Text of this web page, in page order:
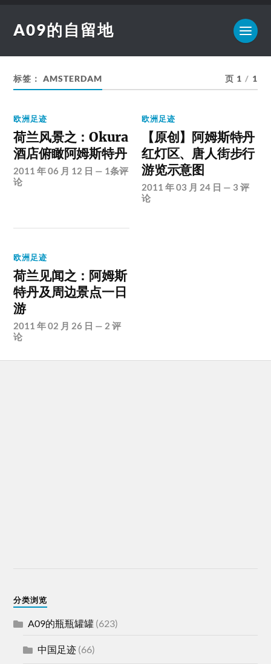
A09的自留地
标签：AMSTERDAM 页 1 / 1
欧洲足迹
荷兰风景之：Okura
酒店俯瞰阿姆斯特丹
2011 年 06 月 12 日 — 1条评
论
欧洲足迹
【原创】阿姆斯特丹
红灯区、唐人街步行
游览示意图
2011 年 03 月 24 日 — 3 评
论
欧洲足迹
荷兰见闻之：阿姆斯
特丹及周边景点一日
游
2011 年 02 月 26 日 — 2 评
论
分类浏览
A09的瓶瓶罐罐 (623)
中国足迹 (66)